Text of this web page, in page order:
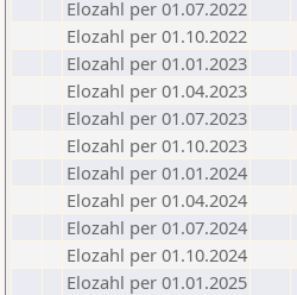
Elozahl per 01.07.2022
Elozahl per 01.10.2022
Elozahl per 01.01.2023
Elozahl per 01.04.2023
Elozahl per 01.07.2023
Elozahl per 01.10.2023
Elozahl per 01.01.2024
Elozahl per 01.04.2024
Elozahl per 01.07.2024
Elozahl per 01.10.2024
Elozahl per 01.01.2025